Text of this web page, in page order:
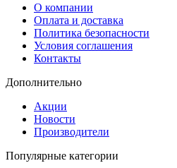
О компании
Оплата и доставка
Политика безопасности
Условия соглашения
Контакты
Дополнительно
Акции
Новости
Производители
Популярные категории